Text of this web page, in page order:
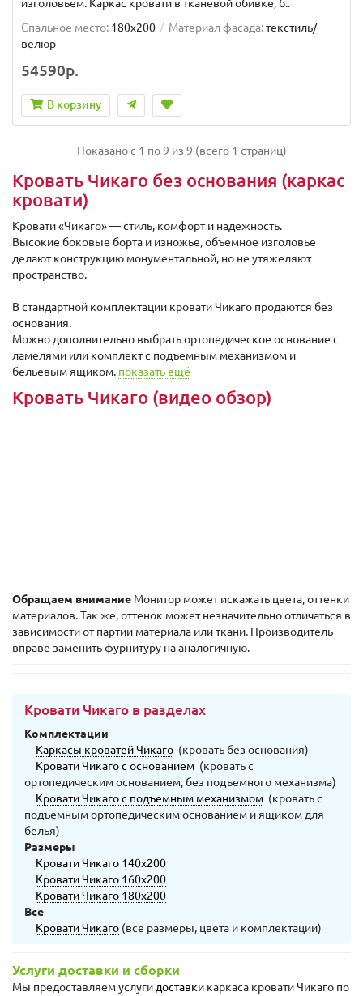
изголовьем. Каркас кровати в тканевой обивке, б..
Спальное место: 180x200 Материал фасада:текстиль/
велюр
54590р.
В корзину
Показано с 1 по 9 из 9 (всего 1 страниц)
Кровать Чикаго без основания (каркас
кровати)
Кровати «Чикаго» — стиль, комфорт и надежность.
Высокие боковые борта и изножье, объемное изголовье
делают конструкцию монументальной, но не утяжеляют
пространство.
В стандартной комплектации кровати Чикаго продаются без
основания.
Можно дополнительно выбрать ортопедическое основание с
ламелями или комплект с подъемным механизмом и
бельевым ящиком. показать ещё
Кровать Чикаго (видео обзор)
Обращаем внимание Монитор может искажать цвета, оттенки
материалов. Так же, оттенок может незначительно отличаться в
зависимости от партии материала или ткани. Производитель
вправе заменить фурнитуру на аналогичную.
Кровати Чикаго в разделах
Комплектации
Каркасы кроватей Чикаго (кровать без основания)
Кровати Чикаго с основанием (кровать с
ортопедическим основанием, без подъемного механизма)
Кровати Чикаго с подъемным механизмом (кровать с
подъемным ортопедическим основанием и ящиком для
белья)
Размеры
Кровати Чикаго 140х200
Кровати Чикаго 160х200
Кровати Чикаго 180х200
Все
Кровати Чикаго (все размеры, цвета и комплектации)
Услуги доставки и сборки
Мы предоставляем услуги доставки каркаса кровати Чикаго по